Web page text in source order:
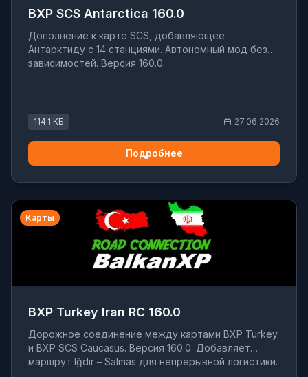
BXP SCS Antarctica 160.0
Дополнение к карте SCS, добавляющее
Антарктиду с 14 станциями. Автономный мод без
зависимостей. Версия 160.0.
114.1 КБ 27.06.2026
Подробнее
Карты
BXP Turkey Iran RC 160.0
Дорожное соединение между картами BXP Turkey
и BXP SCS Caucasus. Версия 160.0. Добавляет
маршрут Iğdır – Salmas для непрерывной логистики.